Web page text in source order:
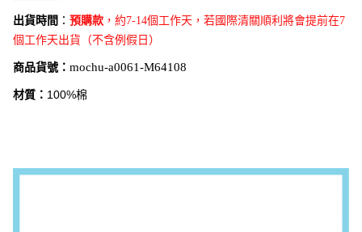
出貨時間 ： 預購款 ，約7-14個工作天，若國際清關順利將會提前在7
個工作天出貨（不含例假日）
商品貨號： mochu-a0061-M64108
材質： 100%棉